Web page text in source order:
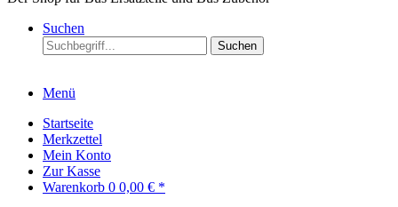
Suchen
Suchen
Menü
Startseite
Merkzettel
Mein Konto
Zur Kasse
Warenkorb 0 0,00 € *